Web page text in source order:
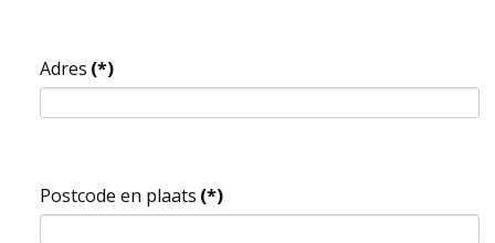
Adres (*)
Postcode en plaats (*)